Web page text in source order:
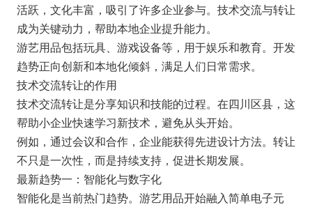
活跃，文化丰富，吸引了许多企业参与。技术交流与转让
成为关键动力，帮助本地企业提升能力。
游艺用品包括玩具、游戏设备等，用于娱乐和教育。开发
趋势正向创新和本地化倾斜，满足人们日常需求。
技术交流转让的作用
技术交流转让是分享知识和技能的过程。在四川区县，这
帮助小企业快速学习新技术，避免从头开始。
例如，通过会议和合作，企业能获得先进设计方法。转让
不只是一次性，而是持续支持，促进长期发展。
最新趋势一：智能化与数字化
智能化是当前热门趋势。游艺用品开始融入简单电子元